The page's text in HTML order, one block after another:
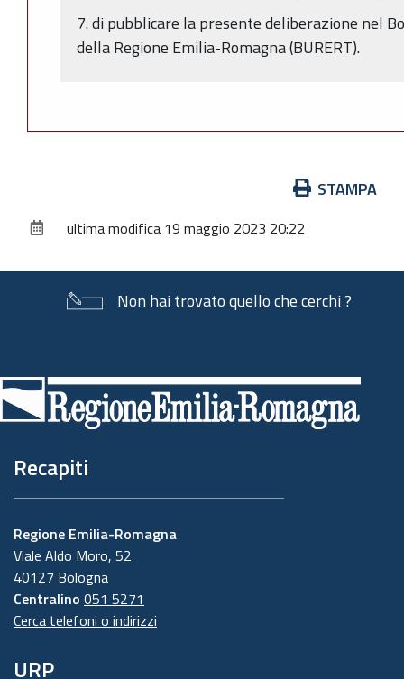
7. di pubblicare la presente deliberazione nel
della Regione Emilia-Romagna (BURERT).
documento
STAMPA
ultima modifica 19 maggio 2023 20:22
Non hai trovato quello che cerchi ?
di
pagina
Recapiti
Regione Emilia-Romagna
Viale Aldo Moro, 52
40127 Bologna
Centralino 051 5271
Cerca telefoni o indirizzi
URP